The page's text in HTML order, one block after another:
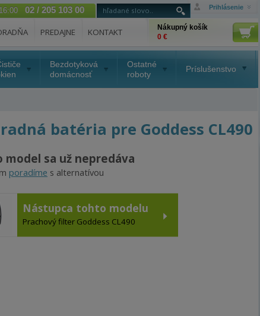
Prihlásenie
02 / 205 103 00
PREDAJNE KONTAKT
Nákupný košík
0 €
Bezdotyková
domácnosť
Ostatné
roboty
Príslušenstvo
batéria pre Goddess CL490
model sa už nepredáva
poradíme s alternatívou
Nástupca tohto modelu
Prachový filter Goddess CL490